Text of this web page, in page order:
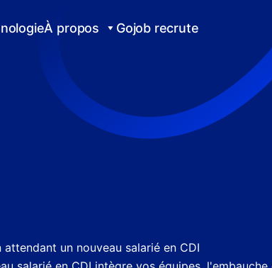
À propos Gojob recrute
un nouveau salarié en CDI